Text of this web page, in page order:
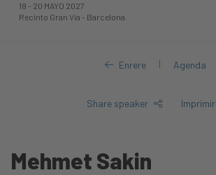
18 - 20 MAYO 2027
Recinto Gran Via - Barcelona
Enrere | Agenda
Share speaker Imprimir
Mehmet Sakin